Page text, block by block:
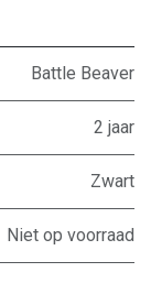
Battle Beaver
2 jaar
Zwart
Niet op voorraad